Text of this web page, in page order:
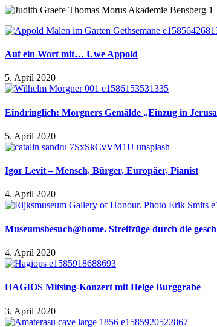
Auf ein Wort mit… Uwe Appold
5. April 2020
Eindringlich: Morgners Gemälde „Einzug in
5. April 2020
Igor Levit – Mensch, Bürger, Europäer, Pianist
4. April 2020
Museumsbesuch@home. Streifzüge durch die
4. April 2020
HAGIOS Mitsing-Konzert mit Helge Burggrabe
3. April 2020